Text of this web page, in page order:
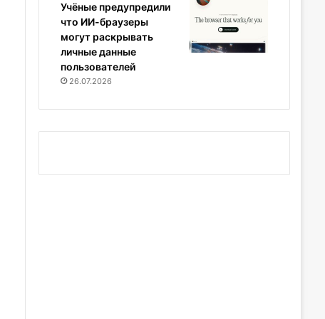
Учёные предупредили
что ИИ-браузеры
могут раскрывать
личные данные
пользователей
26.07.2026